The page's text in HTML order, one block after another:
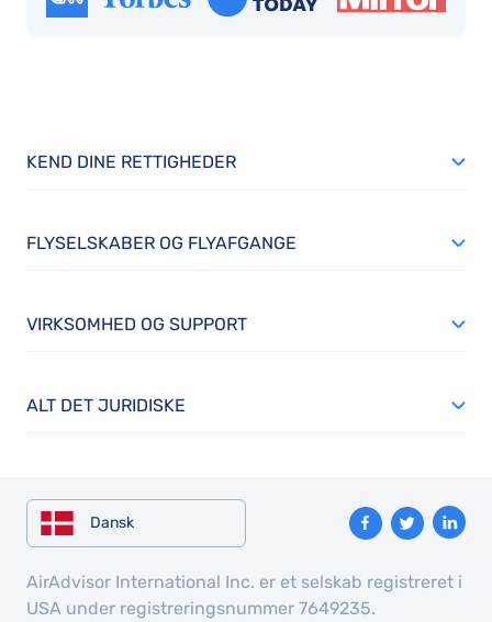
ensure
the
employing,
and
retaining
KEND DINE RETTIGHEDER
FLYSELSKABER OG FLYAFGANGE
VIRKSOMHED OG SUPPORT
ALT DET JURIDISKE
Dansk
AirAdvisor International Inc. er et selskab registreret i
USA under registreringsnummer 7649235.